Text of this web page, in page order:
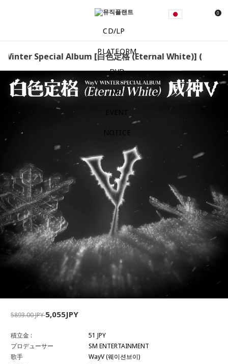
0
CD/LP
PLATFORM
DVD
MD
NOTICE
Winter Special Album [白色定格 (Eternal White)]
5893.00 JPY5,055JPY
積立金 :
51 JPY
プロデューサー
SM ENTERTAINMENT
歌手
WayV (웨이션브이)